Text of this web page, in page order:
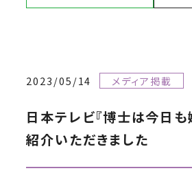
2023/05/14 メディア掲載
日本テレビ『博士は今日も
紹介いただきました